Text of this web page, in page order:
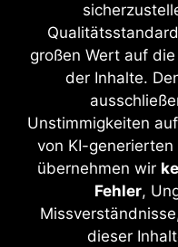
großen Wert auf die
der Inhalte.
Unstimmigkeiten
von KI-
übernehmen wir
Fehler,
dieser